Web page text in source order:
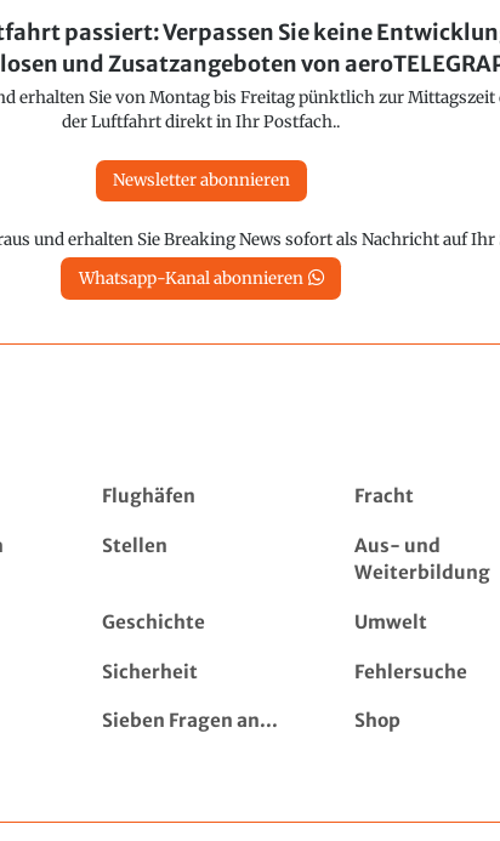
passiert: Verpassen Sie keine
und Zusatzangeboten von
erhalten Sie von Montag bis Freitag pünktlich zur Mittagszeit
der Luftfahrt direkt in Ihr Postfach..
Newsletter abonnieren
und erhalten Sie Breaking News sofort als Nachricht auf Ihr
Whatsapp-Kanal abonnieren
Flughäfen Fracht
Stellen
Aus- und
Weiterbildung
Geschichte Umwelt
Sicherheit Fehlersuche
Sieben Fragen an... Shop